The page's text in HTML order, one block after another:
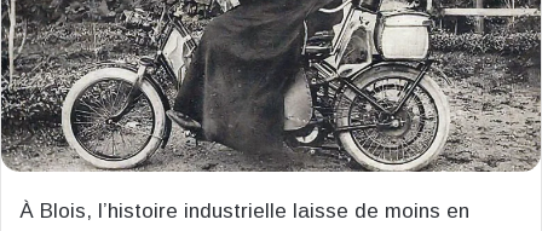
À Blois, l’histoire industrielle laisse de moins en